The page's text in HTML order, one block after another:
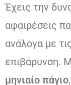
Έχεις την
αφαιρέσεις
ανάλογα με
επιβάρυνση.
μηνιαίο πάγιο